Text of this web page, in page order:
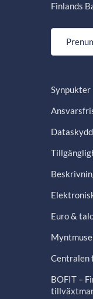
Finlands
Synpukter
Dataskydd
Euro &
Centralen
BOFIT –